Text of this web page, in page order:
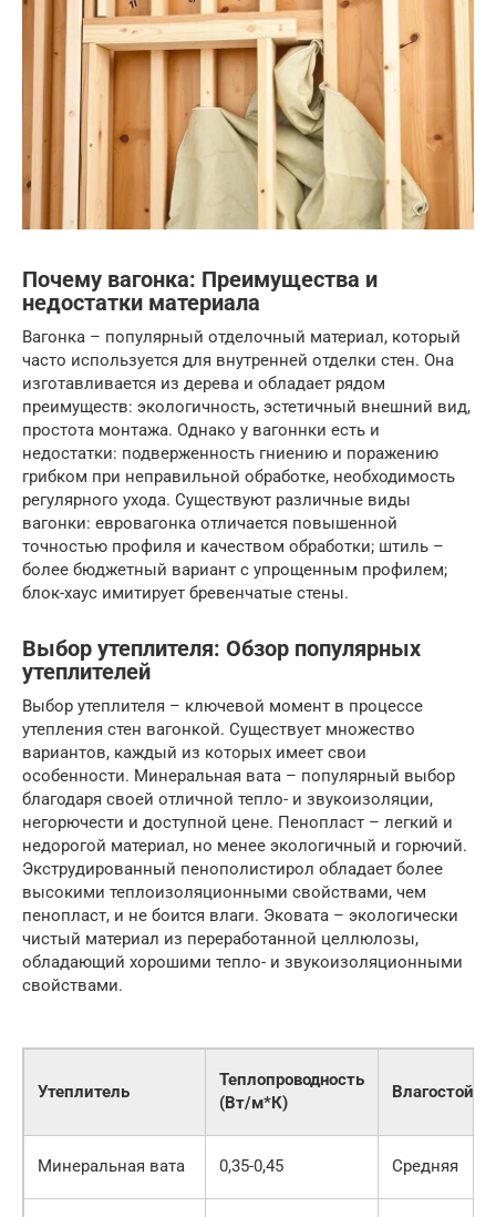
Почему вагонка: Преимущества и
недостатки материала
Вагонка – популярный отделочный материал, который
часто используется для внутренней отделки стен. Она
изготавливается из дерева и обладает рядом
преимуществ: экологичность, эстетичный внешний вид,
простота монтажа. Однако у вагоннки есть и
недостатки: подверженность гниению и поражению
грибком при неправильной обработке, необходимость
регулярного ухода. Существуют различные виды
вагонки: евровагонка отличается повышенной
точностью профиля и качеством обработки; штиль –
более бюджетный вариант с упрощенным профилем;
блок-хаус имитирует бревенчатые стены.
Выбор утеплителя: Обзор популярных
утеплителей
Выбор утеплителя – ключевой момент в процессе
утепления стен вагонкой. Существует множество
вариантов, каждый из которых имеет свои
особенности. Минеральная вата – популярный выбор
благодаря своей отличной тепло- и звукоизоляции,
негорючести и доступной цене. Пенопласт – легкий и
недорогой материал, но менее экологичный и горючий.
Экструдированный пенополистирол обладает более
высокими теплоизоляционными свойствами, чем
пенопласт, и не боится влаги. Эковата – экологически
чистый материал из переработанной целлюлозы,
обладающий хорошими тепло- и звукоизоляционными
свойствами.
Утеплитель
Теплопроводность
(Вт/м*К)
Минеральная вата 0,35-0,45 Средняя